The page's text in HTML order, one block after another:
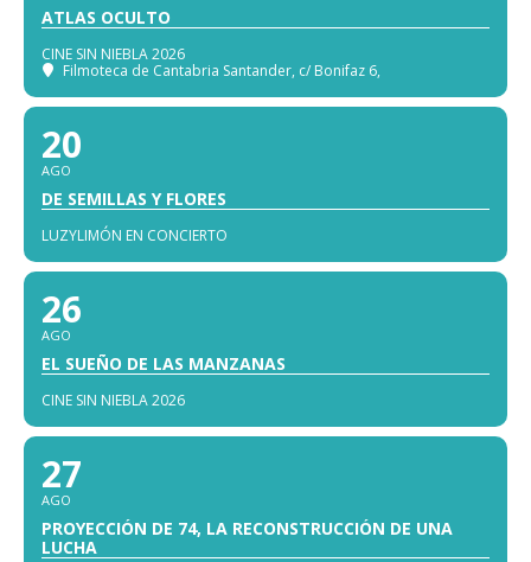
ATLAS OCULTO
CINE SIN NIEBLA 2026
Filmoteca de Cantabria Santander, c/ Bonifaz 6,
20
AGO
DE SEMILLAS Y FLORES
LUZYLIMÓN EN CONCIERTO
26
AGO
EL SUEÑO DE LAS MANZANAS
CINE SIN NIEBLA 2026
27
AGO
PROYECCIÓN DE 74, LA RECONSTRUCCIÓN DE UNA
LUCHA